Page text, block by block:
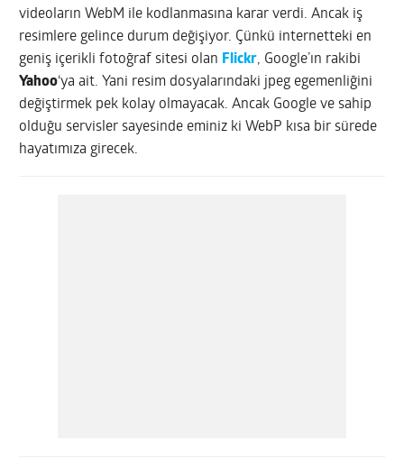
videoların WebM ile kodlanmasına karar verdi. Ancak iş
resimlere gelince durum değişiyor. Çünkü internetteki en
geniş içerikli fotoğraf sitesi olan Flickr, Google’ın rakibi
Yahoo‘ya ait. Yani resim dosyalarındaki jpeg egemenliğini
değiştirmek pek kolay olmayacak. Ancak Google ve sahip
olduğu servisler sayesinde eminiz ki WebP kısa bir sürede
hayatımıza girecek.